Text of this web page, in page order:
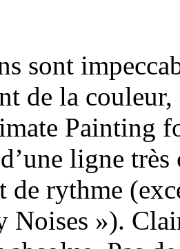
sont
de la
Painting
ligne
de rythme
Noises »).